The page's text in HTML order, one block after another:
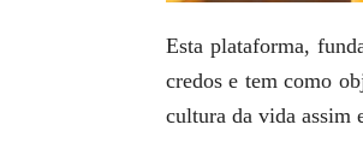
Esta plataforma,
credos e tem como
cultura da vida assim